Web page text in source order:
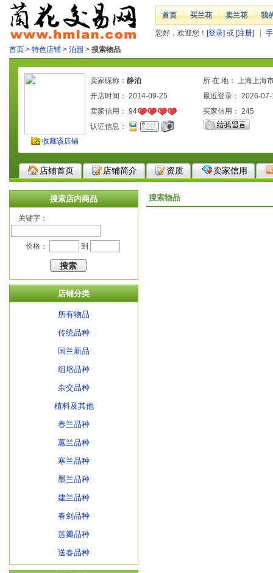
首页 买兰花 卖兰花 我
您好，欢迎您！ [登录] 或 [注册]
首页 > 特色店铺 > 泊园 > 搜索物品
收藏该店铺
卖家昵称： 静泊
所 在 地： 上海上海
开店时间： 2014-09-25
最近登录： 2026-
卖家信用： 94 买家信用： 245
认证信息：
店铺首页 店铺简介 资质 卖家信用
搜索店内商品
关键字：
价格： 到
店铺分类
所有物品
传统品种
国兰新品
组培品种
杂交品种
植料及其他
春兰品种
蕙兰品种
寒兰品种
墨兰品种
建兰品种
春剑品种
莲瓣品种
送春品种
搜索物品